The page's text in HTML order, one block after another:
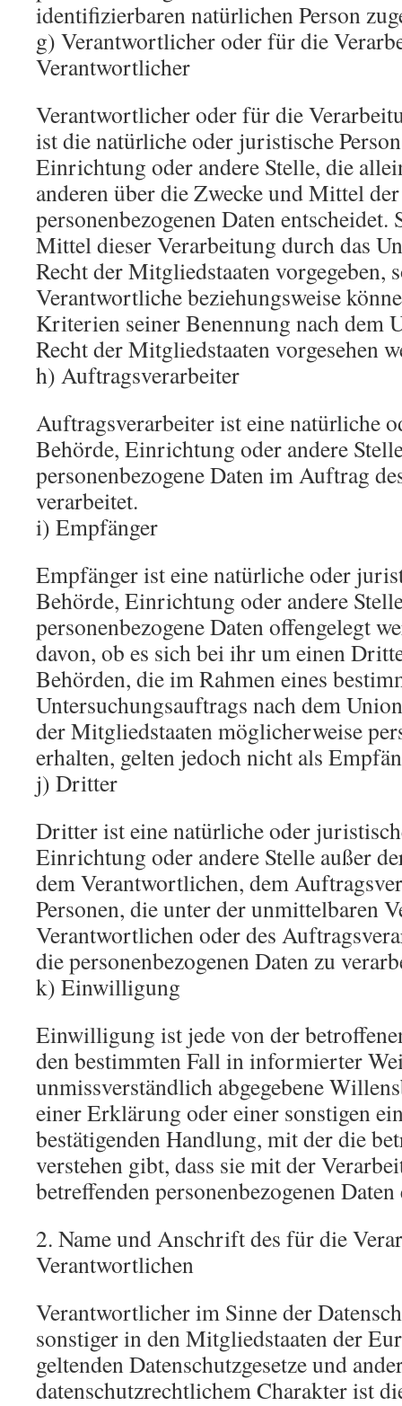
identifizierbaren natürlichen Person
g) Verantwortlicher oder für die
Verantwortlicher
Verantwortlicher oder für die
ist die natürliche oder juristische
Einrichtung oder andere Stelle, die
anderen über die Zwecke und Mittel
personenbezogenen Daten
Mittel dieser Verarbeitung durch das
Recht der Mitgliedstaaten vorgegeben,
Verantwortliche beziehungsweise
Kriterien seiner Benennung nach dem
Recht der Mitgliedstaaten vorgesehen
h) Auftragsverarbeiter
Auftragsverarbeiter ist eine natürliche
Behörde, Einrichtung oder andere
personenbezogene Daten im Auftrag
verarbeitet.
i) Empfänger
Empfänger ist eine natürliche oder
Behörde, Einrichtung oder andere
personenbezogene Daten offengelegt
davon, ob es sich bei ihr um einen
Behörden, die im Rahmen eines
Untersuchungsauftrags nach dem
der Mitgliedstaaten möglicherweise
erhalten, gelten jedoch nicht als
j) Dritter
Dritter ist eine natürliche oder
Einrichtung oder andere Stelle außer
dem Verantwortlichen, dem
Personen, die unter der unmittelbaren
Verantwortlichen oder des
die personenbezogenen Daten zu
k) Einwilligung
Einwilligung ist jede von der
den bestimmten Fall in informierter
unmissverständlich abgegebene
einer Erklärung oder einer sonstigen
bestätigenden Handlung, mit der die
verstehen gibt, dass sie mit der
betreffenden personenbezogenen
2. Name und Anschrift des für die
Verantwortlichen
Verantwortlicher im Sinne der
sonstiger in den Mitgliedstaaten der
geltenden Datenschutzgesetze und
datenschutzrechtlichem Charakter ist